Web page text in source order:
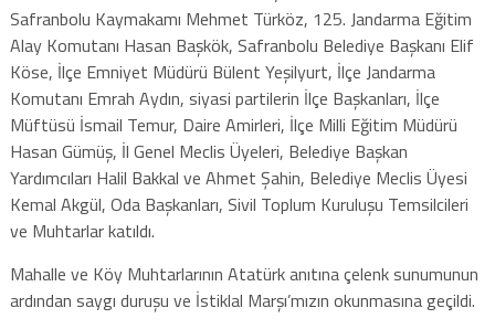
Safranbolu Kaymakamı Mehmet Türköz, 125. Jandarma Eğitim
Alay Komutanı Hasan Başkök, Safranbolu Belediye Başkanı Elif
Köse, İlçe Emniyet Müdürü Bülent Yeşilyurt, İlçe Jandarma
Komutanı Emrah Aydın, siyasi partilerin İlçe Başkanları, İlçe
Müftüsü İsmail Temur, Daire Amirleri, İlçe Milli Eğitim Müdürü
Hasan Gümüş, İl Genel Meclis Üyeleri, Belediye Başkan
Yardımcıları Halil Bakkal ve Ahmet Şahin, Belediye Meclis Üyesi
Kemal Akgül, Oda Başkanları, Sivil Toplum Kuruluşu Temsilcileri
ve Muhtarlar katıldı.
Mahalle ve Köy Muhtarlarının Atatürk anıtına çelenk sunumunun
ardından saygı duruşu ve İstiklal Marşı’mızın okunmasına geçildi.